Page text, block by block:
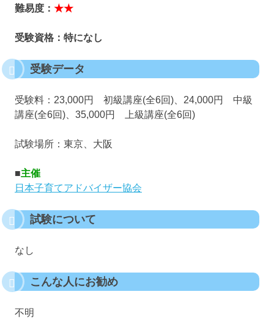
難易度： ★★
受験資格：特になし
受験データ
受験料：23,000円 初級講座(全6回)、24,000円 中級
講座(全6回)、35,000円 上級講座(全6回)
試験場所：東京、大阪
■主催
日本子育てアドバイザー協会
試験について
なし
こんな人にお勧め
不明